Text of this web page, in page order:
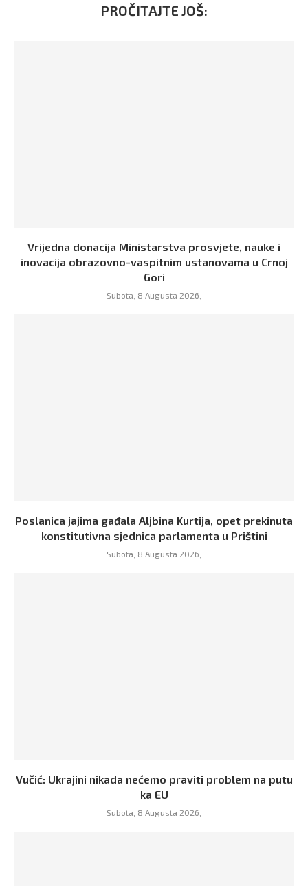
PROČITAJTE JOŠ:
Vrijedna donacija Ministarstva prosvjete, nauke i
inovacija obrazovno-vaspitnim ustanovama u Crnoj
Gori
Subota, 8 Augusta 2026,
Poslanica jajima gađala Aljbina Kurtija, opet prekinuta
konstitutivna sjednica parlamenta u Prištini
Subota, 8 Augusta 2026,
Vučić: Ukrajini nikada nećemo praviti problem na putu
ka EU
Subota, 8 Augusta 2026,